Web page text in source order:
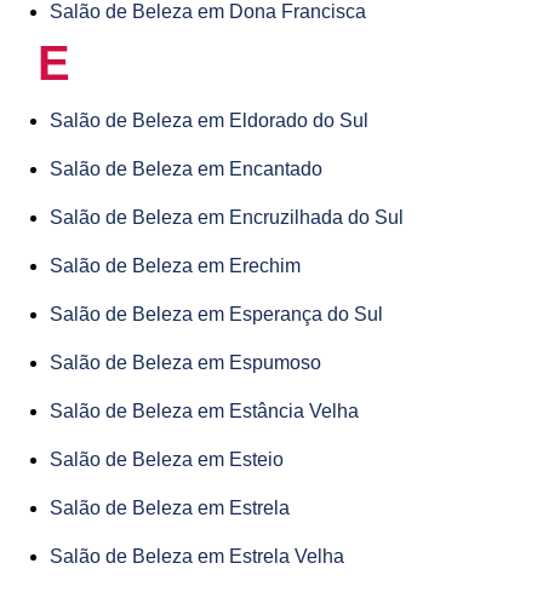
Salão de Beleza em Dona Francisca
E
Salão de Beleza em Eldorado do Sul
Salão de Beleza em Encantado
Salão de Beleza em Encruzilhada do Sul
Salão de Beleza em Erechim
Salão de Beleza em Esperança do Sul
Salão de Beleza em Espumoso
Salão de Beleza em Estância Velha
Salão de Beleza em Esteio
Salão de Beleza em Estrela
Salão de Beleza em Estrela Velha